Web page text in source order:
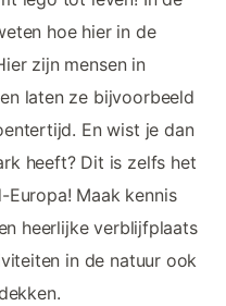
hoe hier in de
zijn mensen in
laten ze bijvoorbeeld
En wist je dan
heeft? Dit is zelfs het
Maak kennis
heerlijke verblijfplaats
in de natuur ook